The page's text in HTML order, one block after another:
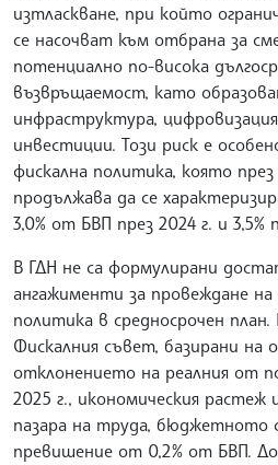
изтласкване, при който
се насочват към отбрана за
потенциално по-висока
възвръщаемост, като
инфраструктура,
инвестиции. Този риск е
фискална политика, която
продължава да се
3,0% от БВП през 2024 г. и 3,5%
В ГДН не са формулирани
ангажименти за провеждане
политика в средносрочен план.
Фискалния съвет, базирани на
отклонението на реалния от
2025 г., икономическия растеж
пазара на труда, бюджетното
превишение от 0,2% от БВП.